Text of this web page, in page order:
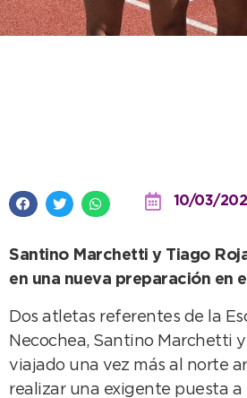
10/03/
Santino Marchetti y Tiago
en una nueva preparación en
Dos atletas referentes de la
Necochea, Santino Marchetti y
viajado una vez más al norte
realizar una exigente puesta